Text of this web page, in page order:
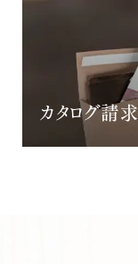
カタログ請求